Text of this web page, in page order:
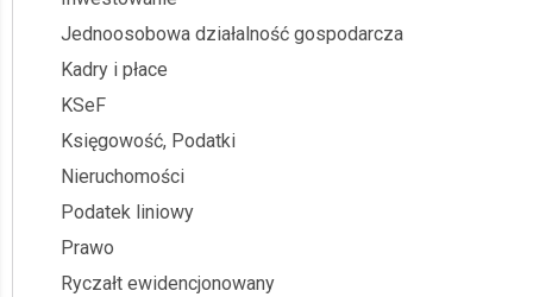
Jednoosobowa działalność gospodarcza
Kadry i płace
KSeF
Księgowość, Podatki
Nieruchomości
Podatek liniowy
Prawo
Ryczałt ewidencjonowany